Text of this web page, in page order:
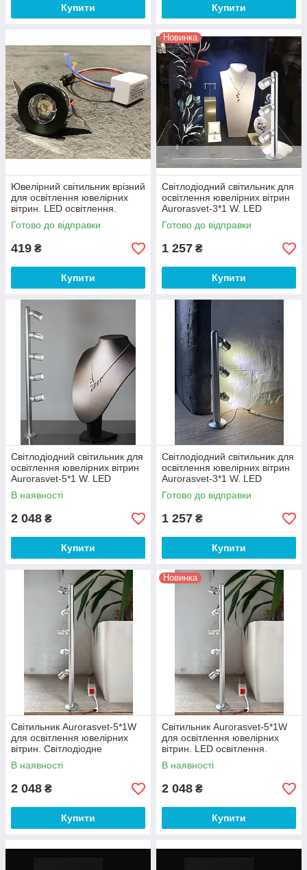
Купити Купити
Ювелірний світильник врізний
для освітлення ювелірних
вітрин. LED освітлення.
Світлодіодне освітлення.
Готово до відправки
419 ₴
Купити
Новинка
Світлодіодний світильник для
освітлення ювелірних вітрин
Aurorasvet-3*1 W. LED
освітлення.5000 К
Готово до відправки
1 257 ₴
Купити
Світлодіодний світильник для
освітлення ювелірних вітрин
Aurorasvet-5*1 W. LED
освітлення.4000 К
В наявності
2 048 ₴
Купити
Світлодіодний світильник для
освітлення ювелірних вітрин
Aurorasvet-3*1 W. LED
освітлення.4000 K
Готово до відправки
1 257 ₴
Купити
Світильник Aurorasvet-5*1W
для освітлення ювелірних
вітрин. Світлодіодне
освітлення.4000К
В наявності
2 048 ₴
Купити
Новинка
Світильник Aurorasvet-5*1W
для освітлення ювелірних
вітрин. LED освітлення.
Світлодіодне освітлення.
В наявності
2 048 ₴
Купити